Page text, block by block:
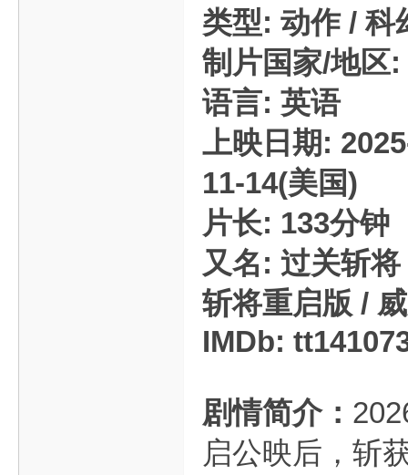
类型: 动作 / 科
制片国家/地区
语言: 英语
上映日期:
11-14(美国)
片长: 133分钟
又名: 过关斩
斩将重启版 /
IMDb:
剧情简介：
启公映后，斩